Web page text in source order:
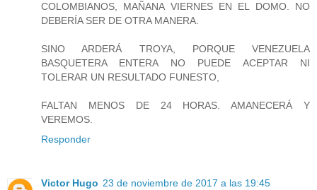
COLOMBIANOS, MAÑANA VIERNES EN EL DOMO. NO
DEBERÍA SER DE OTRA MANERA.
SINO ARDERÁ TROYA, PORQUE VENEZUELA
BASQUETERA ENTERA NO PUEDE ACEPTAR NI
TOLERAR UN RESULTADO FUNESTO,
FALTAN MENOS DE 24 HORAS. AMANECERÁ Y
VEREMOS.
Responder
Victor Hugo 23 de noviembre de 2017 a las 19:45